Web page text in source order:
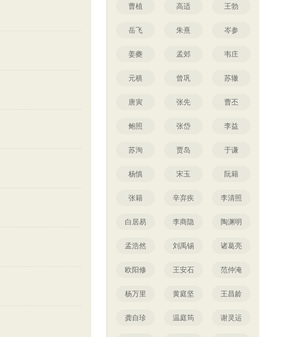
曹植 高适 王勃
岳飞 朱熹 岑参
姜夔 孟郊 韦庄
元稹 曾巩 苏辙
唐寅 张先 曹丕
鲍照 张岱 李益
苏洵 贾岛 于谦
杨慎 宋玉 阮籍
张籍 辛弃疾 李清照
白居易 李商隐 陶渊明
孟浩然 刘禹锡 诸葛亮
欧阳修 王安石 范仲淹
杨万里 黄庭坚 王昌龄
龚自珍 温庭筠 谢灵运